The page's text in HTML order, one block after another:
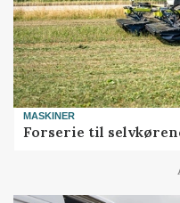
MASKINER
Forserie til